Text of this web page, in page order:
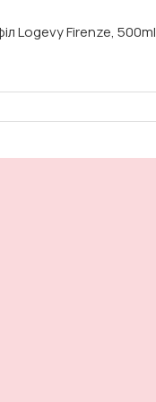
Logevy Firenze, 500ml